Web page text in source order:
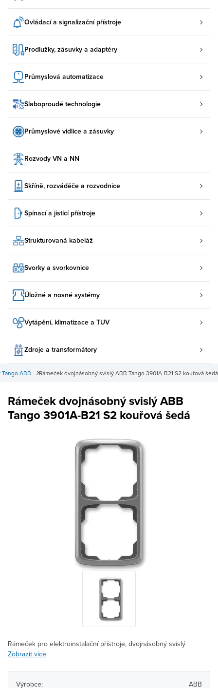
Ovládací a signalizační přístroje
Prodlužky, zásuvky a adaptéry
Průmyslová automatizace
Slaboproudé technologie
Průmyslové vidlice a zásuvky
Rozvody VN a NN
Skříně, rozváděče a rozvodnice
Spínací a jistící přístroje
Strukturovaná kabeláž
Svorky a svorkovnice
Úložné a nosné systémy
Vytápění, klimatizace a TUV
Zdroje a transformátory
Rámeček dvojnásobný svislý ABB Tango 3901A-B21 S2 kouřová šedá
Tango ABB
Rámeček dvojnásobný svislý ABB
Tango 3901A-B21 S2 kouřová šedá
Rámeček pro elektroinstalační přístroje, dvojnásobný svislý
Zobrazit více
Výrobce: ABB